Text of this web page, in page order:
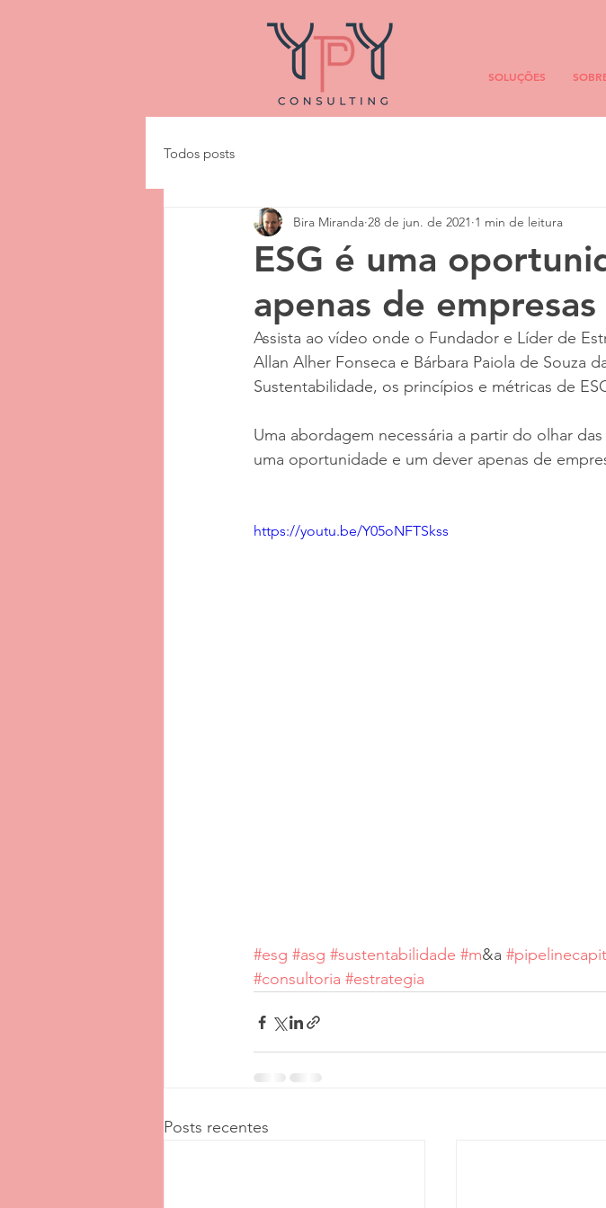
SOLUÇÕES
Todos posts
ESG é uma
apenas de
Bira Miranda 28 de jun. de 2021 1 min de leitura
Assista ao vídeo onde o Fundador e Líder de
Allan Alher Fonseca e Bárbara Paiola de Souza
Sustentabilidade, os princípios e métricas de
Uma abordagem necessária a partir do olhar
uma oportunidade e um dever apenas de
https://youtu.be/Y05oNFTSkss
#esg #asg #sustentabilidade #m&a
#consultoria #estrategia
Posts recentes